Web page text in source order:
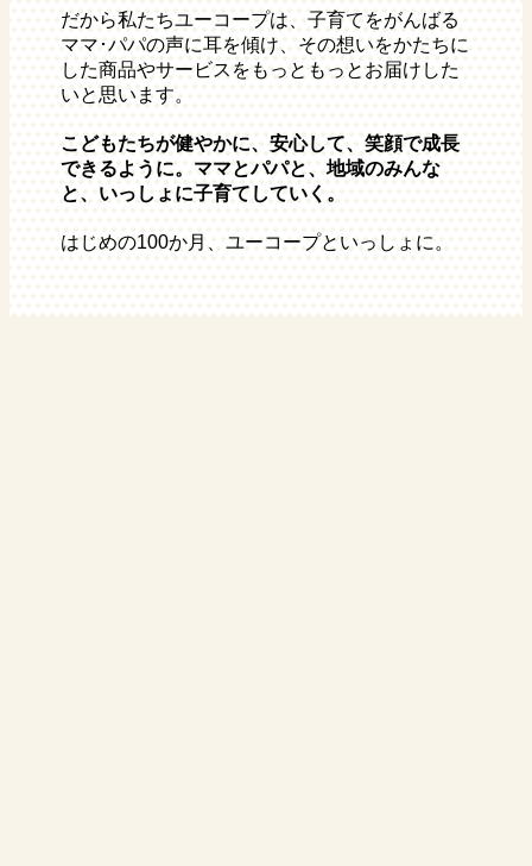
だから私たちユーコープは、子育てをがんばる
ママ･パパの声に耳を傾け、​ その想いをかたちに
した商品やサービスをもっともっとお届けした
いと思います。
こどもたちが健やかに、安心して、笑顔で成長
できるように。​ ママとパパと、地域のみんな
と、いっしょに子育てしていく。​
はじめの100か月、ユーコープといっしょに。